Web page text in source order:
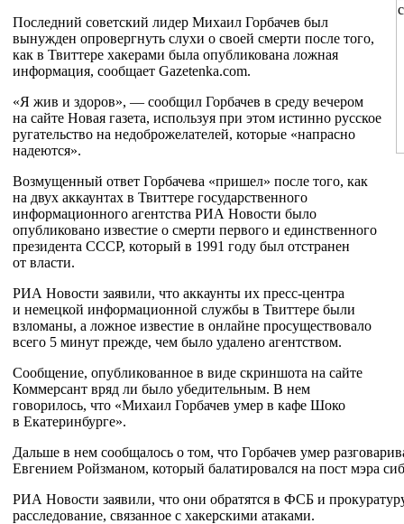
Последний советский лидер Михаил Горбачев был
вынужден опровергнуть слухи о своей смерти после того,
как в Твиттере хакерами была опубликована ложная
информация, сообщает Gazetenka.com.
«Я жив и здоров», — сообщил Горбачев в среду вечером
на сайте Новая газета, используя при этом истинно русское
ругательство на недоброжелателей, которые «напрасно
надеются».
Возмущенный ответ Горбачева «пришел» после того, как
на двух аккаунтах в Твиттере государственного
информационного агентства РИА Новости было
опубликовано известие о смерти первого и единственного
президента СССР, который в 1991 году был отстранен
от власти.
РИА Новости заявили, что аккаунты их пресс-центра
и немецкой информационной службы в Твиттере были
взломаны, а ложное известие в онлайне просуществовало
всего 5 минут прежде, чем было удалено агентством.
Сообщение, опубликованное в виде скриншота на сайте
Коммерсант вряд ли было убедительным. В нем
говорилось, что «Михаил Горбачев умер в кафе Шоко
в Екатеринбурге».
Дальше в нем сообщалось о том, что Горбачев умер
Евгением Ройзманом, который балатировался на пост мэра
РИА Новости заявили, что они обратятся в ФСБ и
расследование, связанное с хакерскими атаками.